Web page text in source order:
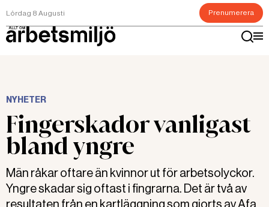
Lördag 8 Augusti Prenumerera
NYHETER
Fingerskador vanligast
bland yngre
Män råkar oftare än kvinnor ut för arbetsolyckor.
Yngre skadar sig oftast i fingrarna. Det är två av